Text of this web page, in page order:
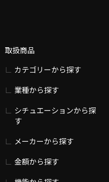
取扱商品
カテゴリーから探す
業種から探す
シチュエーションから探
す
メーカーから探す
金額から探す